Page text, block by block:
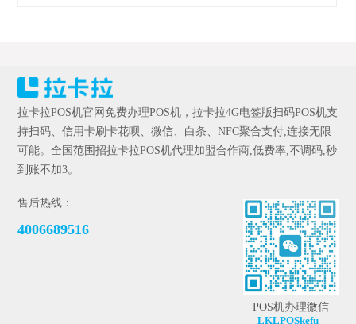
拉卡拉POS机官网免费办理POS机，拉卡拉4G电签版扫码POS机支
持扫码、信用卡刷卡花呗、微信、白条、NFC聚合支付,连接无限
可能。全国范围招拉卡拉POS机代理加盟合作商,低费率,不调码,秒
到账不加3。
售后热线：
4006689516
POS机办理微信
LKLPOSkefu_